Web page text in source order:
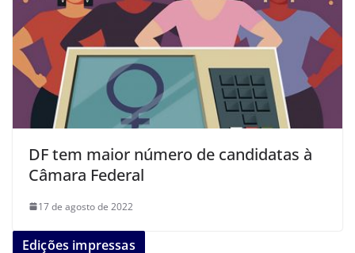
DF tem maior número de candidatas à
Câmara Federal
17 de agosto de 2022
Edições impressas